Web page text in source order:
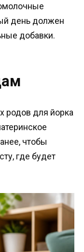
день должен
добавки.
родов для йорка
чтобы
где будет